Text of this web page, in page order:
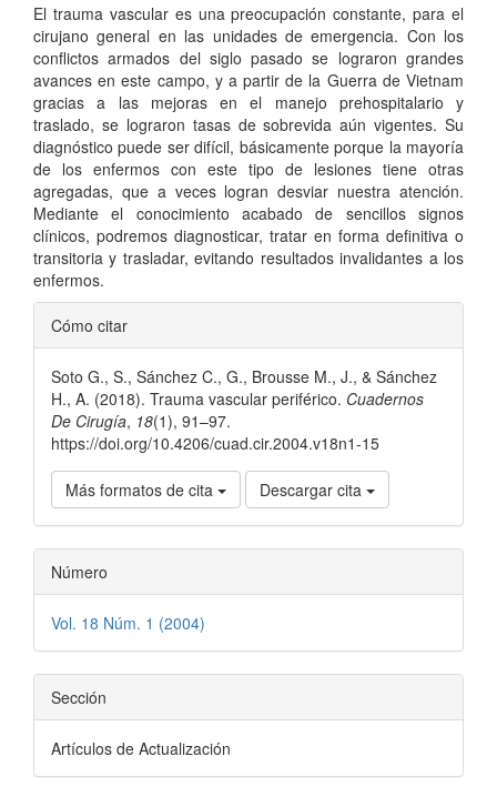
El trauma vascular es una preocupación constante, para el
cirujano general en las unidades de emergencia. Con los
conflictos armados del siglo pasado se lograron grandes
avances en este campo, y a partir de la Guerra de Vietnam
gracias a las mejoras en el manejo prehospitalario y
traslado, se lograron tasas de sobrevida aún vigentes. Su
diagnóstico puede ser difícil, básicamente porque la mayoría
de los enfermos con este tipo de lesiones tiene otras
agregadas, que a veces logran desviar nuestra atención.
Mediante el conocimiento acabado de sencillos signos
clínicos, podremos diagnosticar, tratar en forma definitiva o
transitoria y trasladar, evitando resultados invalidantes a los
enfermos.
Detalles
del
artículo
Cómo citar
Soto G., S., Sánchez C., G., Brousse M., J., & Sánchez
H., A. (2018). Trauma vascular periférico. Cuadernos
De Cirugía, 18(1), 91–97.
https://doi.org/10.4206/cuad.cir.2004.v18n1-15
Más formatos de cita Descargar cita
Número
Vol. 18 Núm. 1 (2004)
Sección
Artículos de Actualización